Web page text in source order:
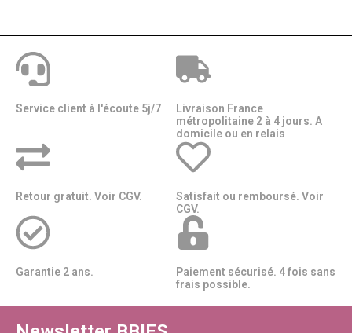
Service client à l'écoute 5j/7
Livraison France
métropolitaine 2 à 4 jours. A
domicile ou en relais​​
Retour gratuit. Voir CGV.
Satisfait ou remboursé. Voir
CGV.
Garantie 2 ans.
Paiement sécurisé. 4 fois sans
frais possible.